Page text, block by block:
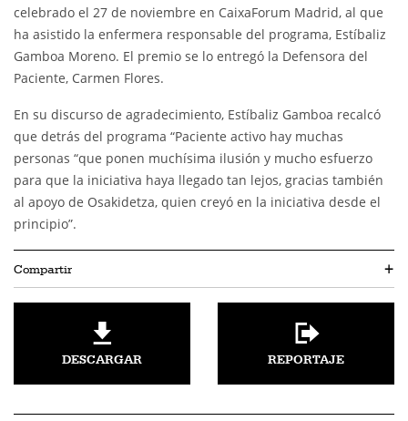
celebrado el 27 de noviembre en CaixaForum Madrid, al que
ha asistido la enfermera responsable del programa, Estíbaliz
Gamboa Moreno. El premio se lo entregó la Defensora del
Paciente, Carmen Flores.
En su discurso de agradecimiento, Estíbaliz Gamboa recalcó
que detrás del programa “Paciente activo hay muchas
personas “que ponen muchísima ilusión y mucho esfuerzo
para que la iniciativa haya llegado tan lejos, gracias también
al apoyo de Osakidetza, quien creyó en la iniciativa desde el
principio”.
Compartir +
DESCARGAR REPORTAJE